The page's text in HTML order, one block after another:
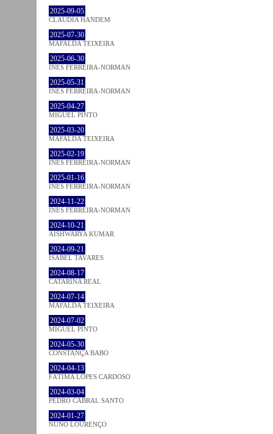
2025-09-05
CLÁUDIA HANDEM
2025-07-30
MAFALDA TEIXEIRA
2025-06-30
INÊS FERREIRA-NORMAN
2025-05-31
INÊS FERREIRA-NORMAN
2025-04-27
MIGUEL PINTO
2025-03-20
MAFALDA TEIXEIRA
2025-02-19
INÊS FERREIRA-NORMAN
2025-01-16
INÊS FERREIRA-NORMAN
2024-11-22
INÊS FERREIRA-NORMAN
2024-10-21
AISHWARYA KUMAR
2024-09-21
ISABEL TAVARES
2024-08-17
CATARINA REAL
2024-07-14
MAFALDA TEIXEIRA
2024-07-02
MIGUEL PINTO
2024-05-30
CONSTANÇA BABO
2024-04-13
FÁTIMA LOPES CARDOSO
2024-03-04
PEDRO CABRAL SANTO
2024-01-27
NUNO LOURENÇO